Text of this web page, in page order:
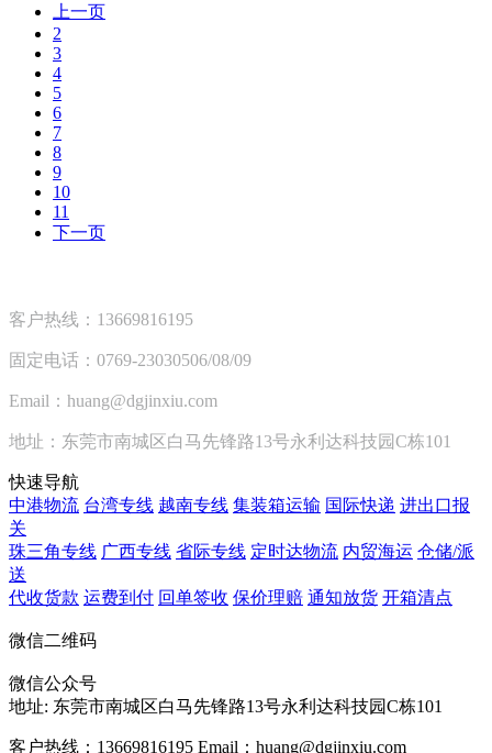
上一页
2
3
4
5
6
7
8
9
10
11
下一页
客户热线：13669816195
固定电话：0769-23030506/08/09
Email：huang@dgjinxiu.com
地址：东莞市南城区白马先锋路13号永利达科技园C栋101
快速导航
中港物流 台湾专线 越南专线 集装箱运输 国际快递 进出口报
关
珠三角专线 广西专线 省际专线 定时达物流 内贸海运 仓储/派
送
代收货款 运费到付 回单签收 保价理赔 通知放货 开箱清点
微信二维码
微信公众号
地址: 东莞市南城区白马先锋路13号永利达科技园C栋101
客户热线：13669816195 Email：huang@dgjinxiu.com